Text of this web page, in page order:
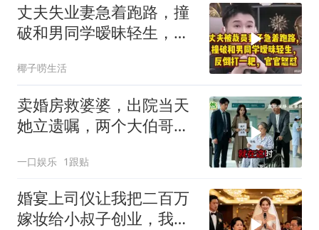
丈夫失业妻急着跑路，撞
破和男同学暧昧轻生，反
椰子唠生活
卖婚房救婆婆，出院当天
她立遗嘱，两个大伯哥傻
一口娱乐 1跟贴
婚宴上司仪让我把二百万
嫁妆给小叔子创业，我一